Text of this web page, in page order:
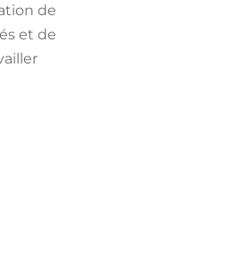
de
et de